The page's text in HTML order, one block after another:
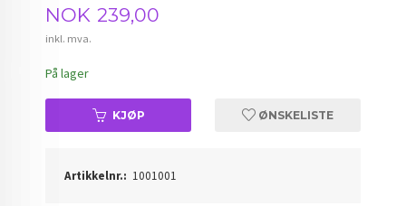
Pris
NOK 239,00
inkl. mva.
På lager
KJØP ØNSKELISTE
Artikkelnr.: 1001001